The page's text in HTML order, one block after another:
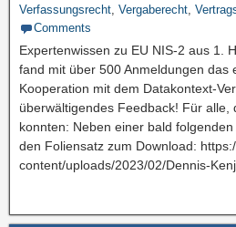
Verfassungsrecht, Vergaberecht,
Comments
Expertenwissen zu EU NIS-2 aus 1.
fand mit über 500 Anmeldungen das
Kooperation mit dem Datakontext-
überwältigendes Feedback! Für alle,
konnten: Neben einer bald
den Foliensatz zum Download:
content/uploads/2023/02/Dennis-